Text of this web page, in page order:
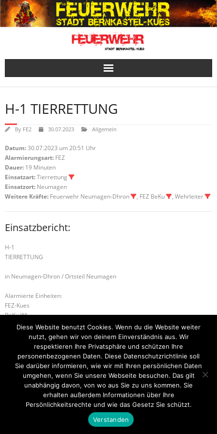
Skip
to
content
H-1 TIERRETTUNG
By FE2 30.07.2023 Allgemein
Datum:30.07.2023 um 20:51 Uhr
Alarmierungsart: FEZ
Dauer: 19 Minuten
Einsatzart:Tierrettung
Einsatzort: Neumagen
Weitere Kräfte: Feuerwehr Neumagen-Dhron , FEZ BeKu , Wehrleiter
Einsatzbericht:
H-1
TIERRETTUNG
in Neumagen-Dhron / Ortsteil Neumagen
Alarmierte Einheiten:
FEZ-Kues
BeKu WL
H-1 ABSICHERUNG W-2 WASSER-/EISRETTUNG
Startseite Einsätze Mitglied werden Über uns
Bilder
Kontakt
Theme byThink Up Themes Ltd . Powered byWordPress
Diese Website benutzt Cookies. Wenn du die Website weiter
nutzt, gehen wir von deinem Einverständnis aus. Wir
respektieren Ihre Privatsphäre und schützen Ihre
personenbezogenen Daten. Diese Datenschutzrichtlinie soll
Sie darüber informieren, wie wir mit Ihren persönlichen Daten
umgehen, wenn Sie unsere Webseite besuchen. Das gilt
unabhängig davon, von wo aus Sie zu uns kommen. Sie
erhalten außerdem Informationen über Ihre
Persönlichkeitsrechte und wie das Gesetz Sie schützt.
Verstanden